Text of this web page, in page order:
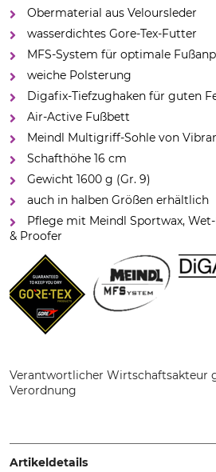
Obermaterial aus Veloursleder
wasserdichtes Gore-Tex-Futter
MFS-System für optimale
weiche Polsterung
Digafix-Tiefzughaken für guten
Air-Active Fußbett
Meindl Multigriff-Sohle von
Schafthöhe 16 cm
Gewicht 1600 g (Gr. 9)
auch in halben Größen erhältlich
Pflege mit Meindl Sportwax,
& Proofer
Verantwortlicher Wirtschaftsakteur
Verordnung
Kirchanschöring, Germany,
Artikeldetails